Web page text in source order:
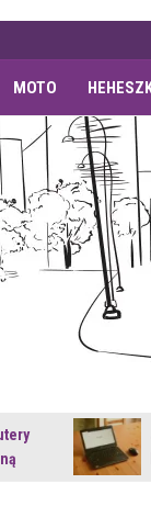
MOTO